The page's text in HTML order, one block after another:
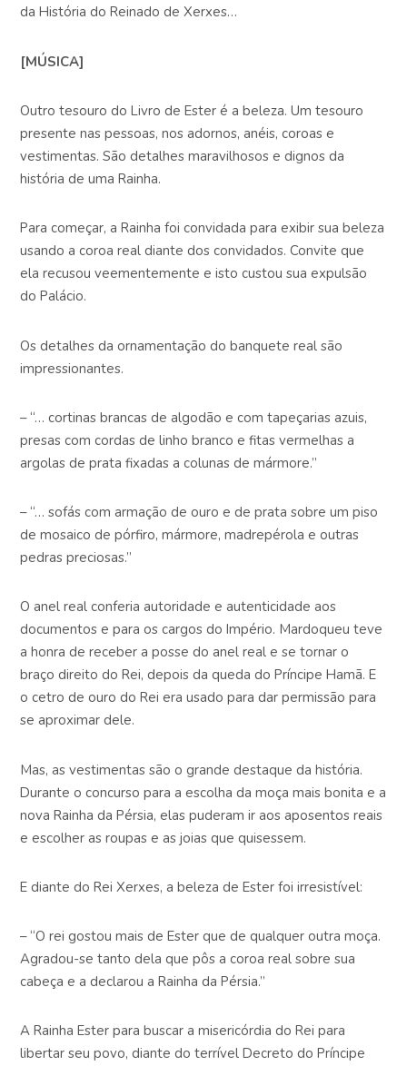
da História do Reinado de Xerxes…
[MÚSICA]
Outro tesouro do Livro de Ester é a beleza. Um tesouro
presente nas pessoas, nos adornos, anéis, coroas e
vestimentas. São detalhes maravilhosos e dignos da
história de uma Rainha.
Para começar, a Rainha foi convidada para exibir sua beleza
usando a coroa real diante dos convidados. Convite que
ela recusou veementemente e isto custou sua expulsão
do Palácio.
Os detalhes da ornamentação do banquete real são
impressionantes.
– “… cortinas brancas de algodão e com tapeçarias azuis,
presas com cordas de linho branco e fitas vermelhas a
argolas de prata fixadas a colunas de mármore.”
– “… sofás com armação de ouro e de prata sobre um piso
de mosaico de pórfiro, mármore, madrepérola e outras
pedras preciosas.”
O anel real conferia autoridade e autenticidade aos
documentos e para os cargos do Império. Mardoqueu teve
a honra de receber a posse do anel real e se tornar o
braço direito do Rei, depois da queda do Príncipe Hamã. E
o cetro de ouro do Rei era usado para dar permissão para
se aproximar dele.
Mas, as vestimentas são o grande destaque da história.
Durante o concurso para a escolha da moça mais bonita e a
nova Rainha da Pérsia, elas puderam ir aos aposentos reais
e escolher as roupas e as joias que quisessem.
E diante do Rei Xerxes, a beleza de Ester foi irresistível:
– “O rei gostou mais de Ester que de qualquer outra moça.
Agradou-se tanto dela que pôs a coroa real sobre sua
cabeça e a declarou a Rainha da Pérsia.”
A Rainha Ester para buscar a misericórdia do Rei para
libertar seu povo, diante do terrível Decreto do Príncipe